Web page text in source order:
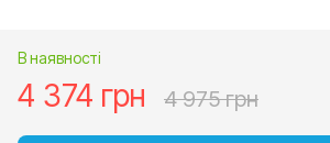
В наявності
4 374 грн 4 975 грн